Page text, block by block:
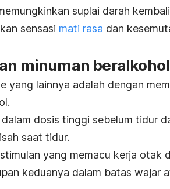
suplai darah
sensasi mati rasa dan
minuman beralkohol
yang lainnya adalah dengan
dosis tinggi sebelum tidur
saat tidur.
yang memacu kerja otak
keduanya dalam batas wajar